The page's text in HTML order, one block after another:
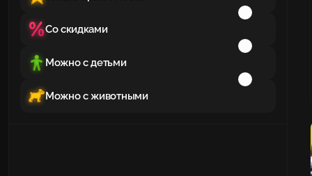
Со скидками
Можно с детьми
Можно с животными